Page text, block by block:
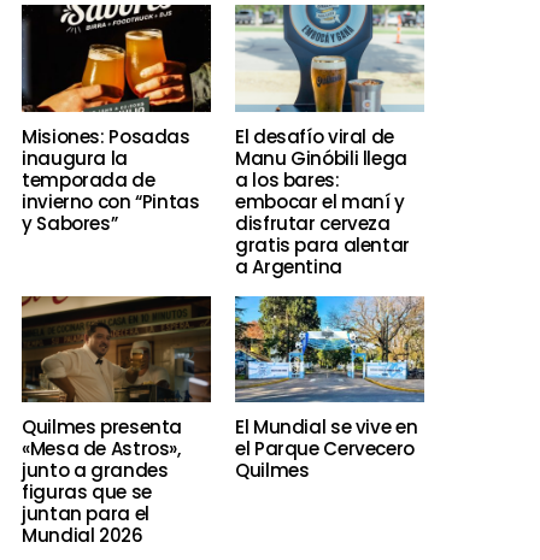
Misiones: Posadas
inaugura la
temporada de
invierno con “Pintas
y Sabores”
El desafío viral de
Manu Ginóbili llega
a los bares:
embocar el maní y
disfrutar cerveza
gratis para alentar
a Argentina
Quilmes presenta
«Mesa de Astros»,
junto a grandes
figuras que se
juntan para el
Mundial 2026
El Mundial se vive en
el Parque Cervecero
Quilmes